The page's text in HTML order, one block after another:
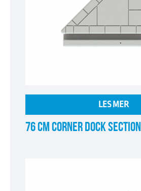
LES MER
76 CM CORNER DOCK SECTION